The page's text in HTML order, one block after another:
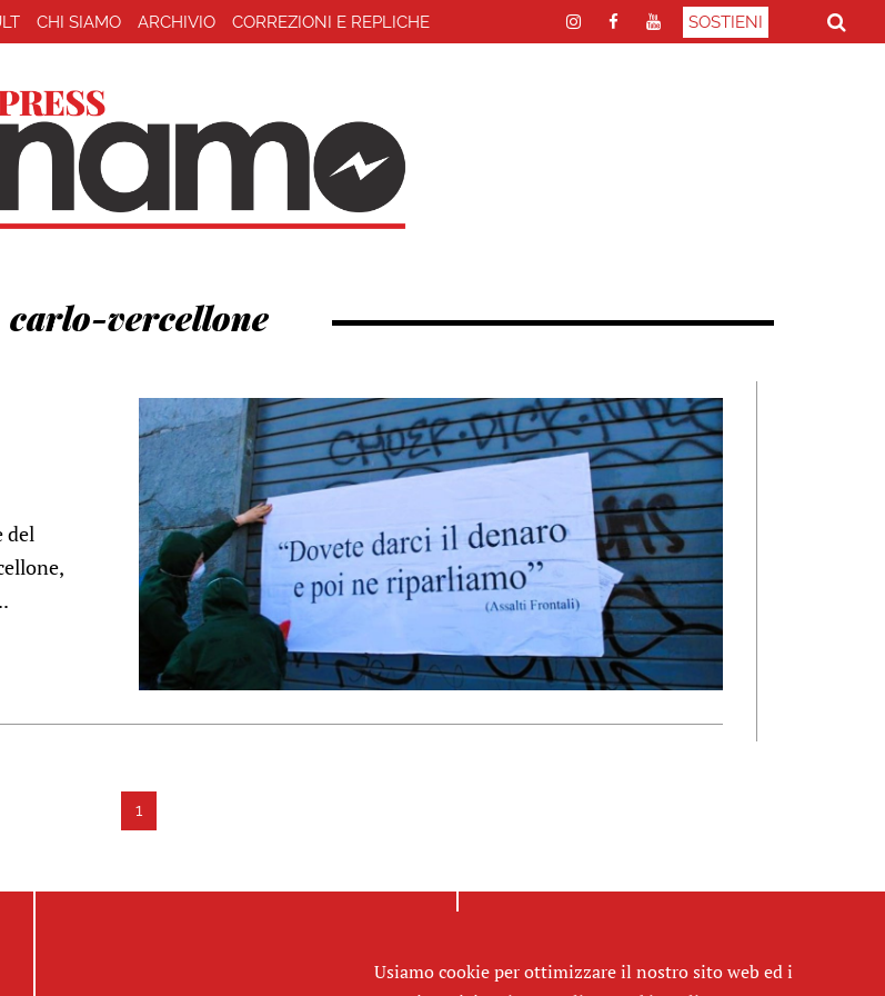
CHI SIAMO ARCHIVIO CORREZIONI E REPLICHE SOSTIENI
carlo-vercellone
del
1
Usiamo cookie per ottimizzare il nostro sito web ed i